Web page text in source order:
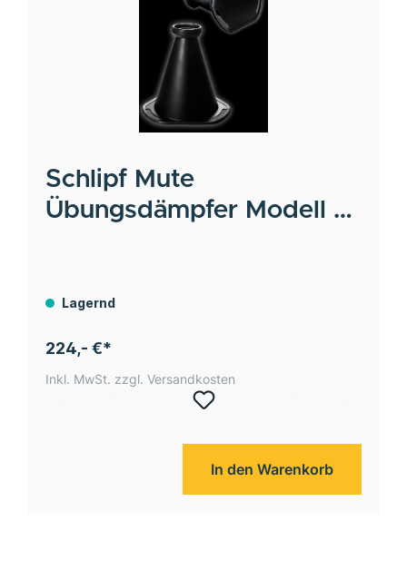
Schlipf Mute
Übungsdämpfer Modell 1
Lagernd
224,- €*
Inkl. MwSt. zzgl. Versandkosten
In den Warenkorb